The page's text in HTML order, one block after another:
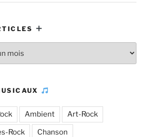
Ambient Art-Rock
Rock Chanson